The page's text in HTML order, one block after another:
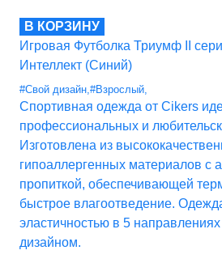
В КОРЗИНУ
Игровая Футболка Триумф II
Интеллект (Синий)
#Свой дизайн,#Взрослый,
Спортивная одежда от Cikers
профессиональных и
Изготовлена из
гипоаллергенных материалов с
пропиткой, обеспечивающей
быстрое влагоотведение.
эластичностью в 5
дизайном.